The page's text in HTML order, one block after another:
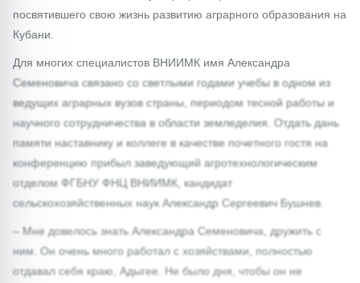
посвятившего свою жизнь развитию аграрного образования на
Кубани.
Для многих специалистов ВНИИМК имя Александра
Семеновича связано со светлыми годами учебы в одном из
ведущих аграрных вузов страны, периодом тесной работы и
научного сотрудничества в области земледелия. Отдать дань
памяти наставнику и коллеге в качестве почетного гостя на
конференцию прибыл заведующий агротехнологическим
отделом ФГБНУ ФНЦ ВНИИМК, кандидат
сельскохозяйственных наук Александр Сергеевич Бушнев.
– Мне довелось знать Александра Семеновича, дружить с
ним. Он очень много работал с хозяйствами, полностью
отдавал себя краю, Адыгее. Не было дня, чтобы он не